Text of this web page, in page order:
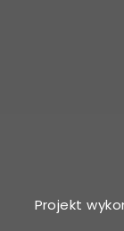
Projekt